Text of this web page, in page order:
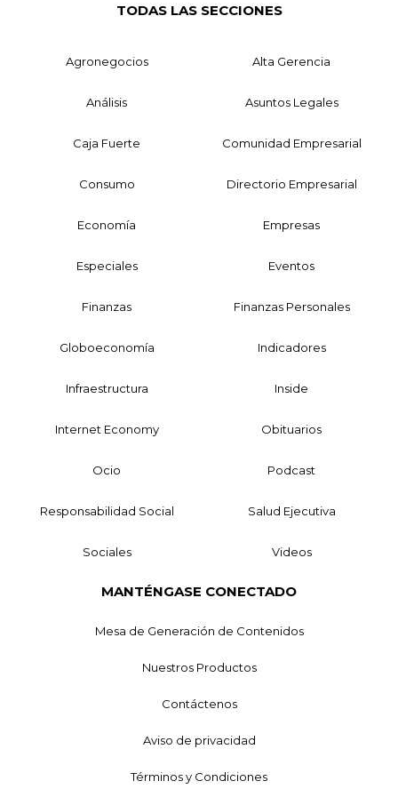
TODAS LAS SECCIONES
Agronegocios Alta Gerencia
Análisis Asuntos Legales
Caja Fuerte Comunidad Empresarial
Consumo Directorio Empresarial
Economía Empresas
Especiales Eventos
Finanzas Finanzas Personales
Globoeconomía Indicadores
Infraestructura Inside
Internet Economy Obituarios
Ocio Podcast
Responsabilidad Social Salud Ejecutiva
Sociales Videos
MANTÉNGASE CONECTADO
Mesa de Generación de Contenidos
Nuestros Productos
Contáctenos
Aviso de privacidad
Términos y Condiciones